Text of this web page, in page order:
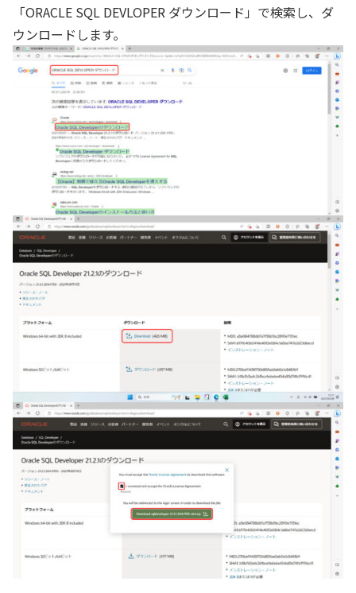
「ORACLE SQL DEVLOPER ダウンロード」で検索し、ダ
ウンロードします。